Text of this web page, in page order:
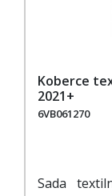
Koberce
2021+
6VB061270
Sada